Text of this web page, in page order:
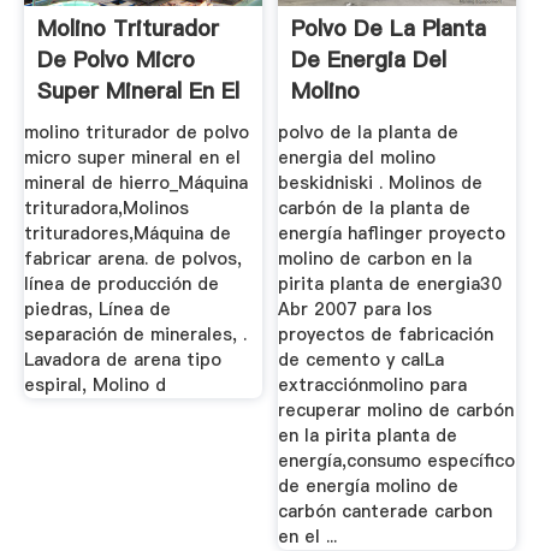
Molino Triturador
De Polvo Micro
Super Mineral En El
...
molino triturador de polvo
micro super mineral en el
mineral de hierro_Máquina
trituradora,Molinos
trituradores,Máquina de
fabricar arena. de polvos,
línea de producción de
piedras, Línea de
separación de minerales, .
Lavadora de arena tipo
espiral, Molino d
Polvo De La Planta
De Energia Del
Molino
polvo de la planta de
energia del molino
beskidniski . Molinos de
carbón de la planta de
energía haflinger proyecto
molino de carbon en la
pirita planta de energia30
Abr 2007 para los
proyectos de fabricación
de cemento y calLa
extracciónmolino para
recuperar molino de carbón
en la pirita planta de
energía,consumo específico
de energía molino de
carbón canterade carbon
en el ...